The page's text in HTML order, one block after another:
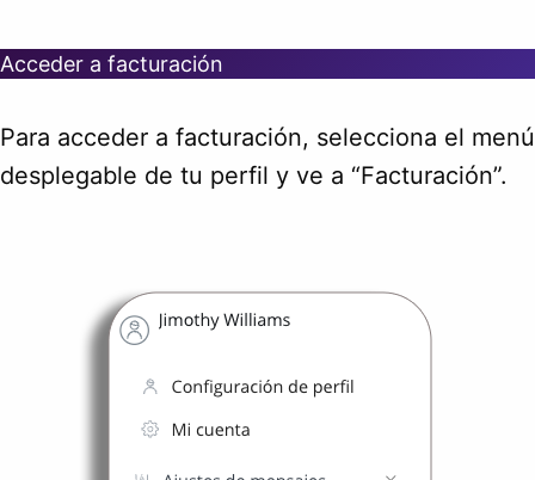
Acceder a facturación
Para acceder a facturación, selecciona el menú
desplegable de tu perfil y ve a “Facturación”.